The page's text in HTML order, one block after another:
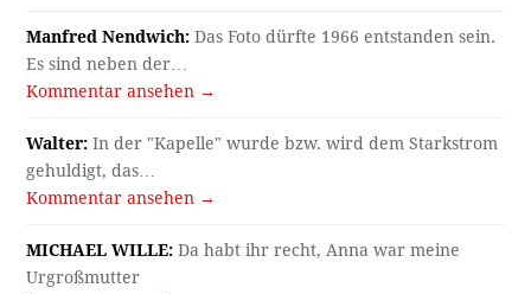
Manfred Nendwich: Das Foto dürfte 1966 entstanden sein.
Es sind neben der…
Kommentar ansehen →
Walter: In der "Kapelle" wurde bzw. wird dem Starkstrom
gehuldigt, das…
Kommentar ansehen →
MICHAEL WILLE: Da habt ihr recht, Anna war meine
Urgroßmutter